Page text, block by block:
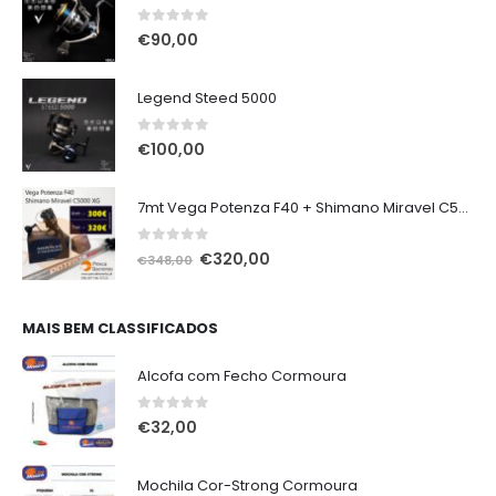
0out of 5
€90,00
Legend Steed 5000
0out of 5
€100,00
7mt Vega Potenza F40 + Shimano Miravel C5000 XG
€348,00 O
era:
€320,00
MAIS BEM CLASSIFICADOS
Alcofa com Fecho Cormoura
0out of 5
€32,00
Mochila Cor-Strong Cormoura